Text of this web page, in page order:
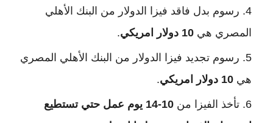
رسوم بدل فاقد فيزا الدولار من البنك الأهلي
المصري هي 10 دولار امريكي .
رسوم تجديد فيزا الدولار من البنك الأهلي المصري
هي 10 دولار امريكي .
تأخذ الفيزا من
10-14 يوم عمل حتي تستطيع